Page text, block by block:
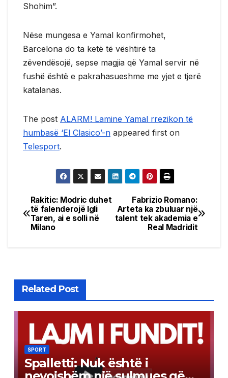
Shohim”.
Nëse mungesa e Yamal konfirmohet,
Barcelona do ta ketë të vështirë ta
zëvendësojë, sepse magjia që Yamal servir në
fushë është e pakrahasueshme me yjet e tjerë
katalanas.
The post ALARM! Lamine Yamal rrezikon të
humbasë ‘El Clasico’-n appeared first on
Telesport.
Post
navigation
Fabrizio Romano:
Arteta ka zbuluar një
talent tek akademia e
Real Madridit
Rakitic: Modric duhet
të falenderojë Igli
Taren, ai e solli në
Milano
Related Post
SPORT
Spalletti: Nuk është i